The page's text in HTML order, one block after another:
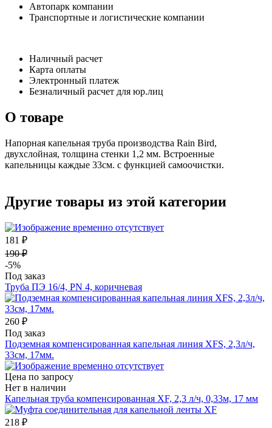
Автопарк компании
Транспортные и логистические компании
Наличный расчет
Карта оплаты
Электронный платеж
Безналичный расчет для юр.лиц
О товаре
Напорная капельная труба производства Rain Bird,
двухслойная, толщина стенки 1,2 мм. Встроенные
капельницы каждые 33см. с функцией самоочистки.
Другие товары из этой категории
181 ₽
190 ₽
-5%
Под заказ
Труба ПЭ 16/4, PN 4, коричневая
260 ₽
Под заказ
Подземная компенсированная капельная линия XFS, 2,3л/ч,
33см, 17мм.
Цена по запросу
Нет в наличии
Капельная труба компенсированная XF, 2,3 л/ч, 0,33м, 17 мм
218 ₽